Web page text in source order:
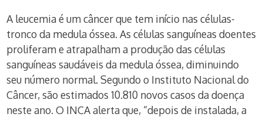
A leucemia é um câncer que tem início nas células-
tronco da medula óssea. As células sanguíneas doentes
proliferam e atrapalham a produção das células
sanguíneas saudáveis da medula óssea, diminuindo
seu número normal. Segundo o Instituto Nacional do
Câncer, são estimados 10.810 novos casos da doença
neste ano. O INCA alerta que, “depois de instalada, a